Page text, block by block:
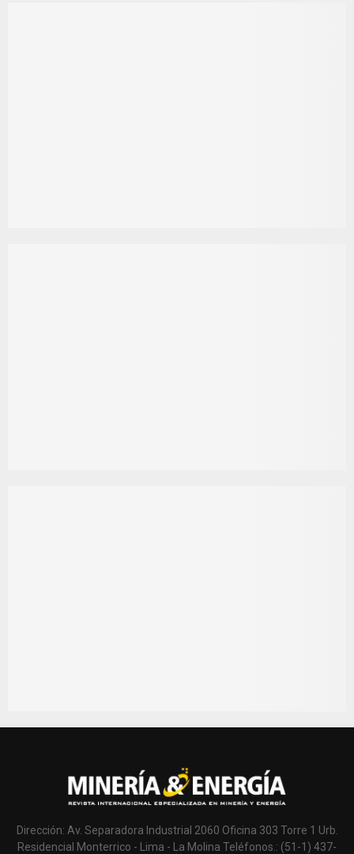
Dirección: Av. Separadora Industrial 2060 Oficina 303 Torre 1 Urb.
Residencial Monterrico - Lima - La Molina Teléfonos.: (51-1) 437-